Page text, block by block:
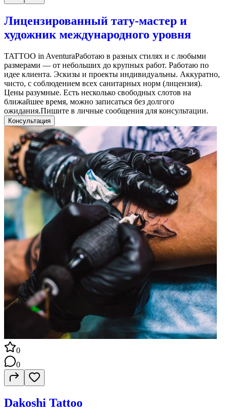
Лицензированный тату-мастер и
художник международного уровня
TATTOO in AventuraРаботаю в разных стилях и с любыми
размерами — от небольших до крупных работ. Работаю по
идее клиента. Эскизы и проекты индивидуальны. Аккуратно,
чисто, с соблюдением всех санитарных норм (лицензия).
Цены разумные. Есть несколько свободных слотов на
ближайшее время, можно записаться без долгого
ожидания.Пишите в личные сообщения для консультации.
Консультация
0
0
Dakoshi Tattoo